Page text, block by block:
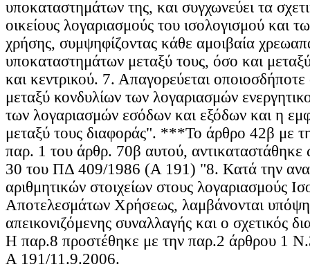
υποκαταστημάτων της, και συγχωνεύει τα
οικείους λογαριασμούς του ισολογισμού και
χρήσης, συμψηφίζοντας κάθε αμοιβαία
υποκαταστημάτων μεταξύ τους, όσο και
και κεντρικού. 7. Απαγορεύεται
μεταξύ κονδυλίων των λογαριασμών
των λογαριασμών εσόδων και εξόδων και η
μεταξύ τους διαφοράς". ***Το άρθρο 42β με
παρ. 1 του άρθρ. 70β αυτού,
30 του ΠΔ 409/1986 (Α 191) "8. Κατά την
αριθμητικών στοιχείων στους λογαριασμούς
Αποτελεσμάτων Χρήσεως, λαμβάνονται
απεικονιζόμενης συναλλαγής και ο σχετικός
Η παρ.8 προστέθηκε με την παρ.2 άρθρου 1
Α 191/11.9.2006.